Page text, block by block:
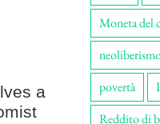
a
Moneta del
povertà
Reddito di